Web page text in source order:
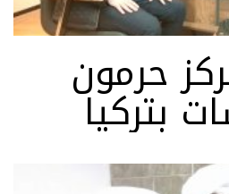
حرمون
بتركيا